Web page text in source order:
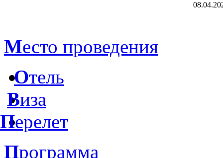
Место проведения
Отель
Виза
Перелет
Программа